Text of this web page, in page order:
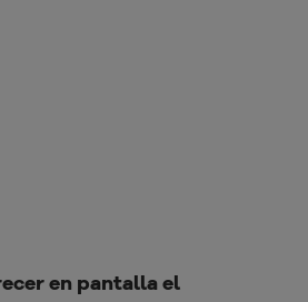
en pantalla el